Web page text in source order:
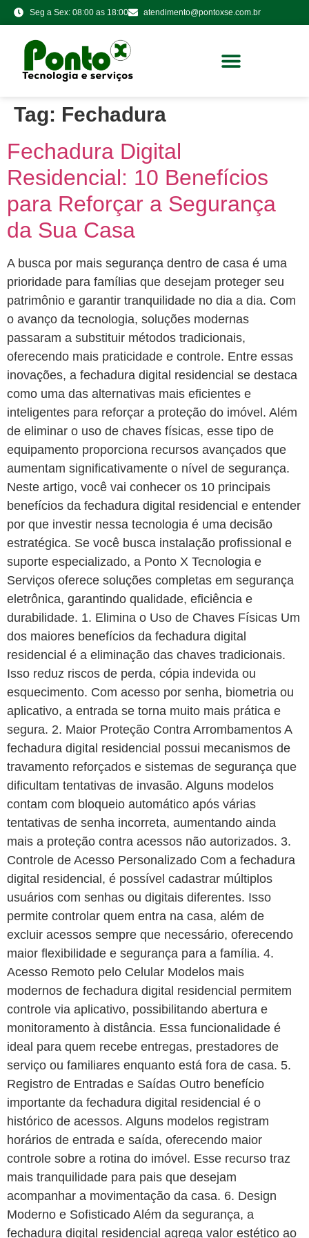
Seg a Sex: 08:00 as 18:00 atendimento@pontoxse.com.br
Tag: Fechadura
Fechadura Digital
Residencial: 10 Benefícios
para Reforçar a Segurança
da Sua Casa
A busca por mais segurança dentro de casa é uma
prioridade para famílias que desejam proteger seu
patrimônio e garantir tranquilidade no dia a dia. Com
o avanço da tecnologia, soluções modernas
passaram a substituir métodos tradicionais,
oferecendo mais praticidade e controle. Entre essas
inovações, a fechadura digital residencial se destaca
como uma das alternativas mais eficientes e
inteligentes para reforçar a proteção do imóvel. Além
de eliminar o uso de chaves físicas, esse tipo de
equipamento proporciona recursos avançados que
aumentam significativamente o nível de segurança.
Neste artigo, você vai conhecer os 10 principais
benefícios da fechadura digital residencial e entender
por que investir nessa tecnologia é uma decisão
estratégica. Se você busca instalação profissional e
suporte especializado, a Ponto X Tecnologia e
Serviços oferece soluções completas em segurança
eletrônica, garantindo qualidade, eficiência e
durabilidade. 1. Elimina o Uso de Chaves Físicas Um
dos maiores benefícios da fechadura digital
residencial é a eliminação das chaves tradicionais.
Isso reduz riscos de perda, cópia indevida ou
esquecimento. Com acesso por senha, biometria ou
aplicativo, a entrada se torna muito mais prática e
segura. 2. Maior Proteção Contra Arrombamentos A
fechadura digital residencial possui mecanismos de
travamento reforçados e sistemas de segurança que
dificultam tentativas de invasão. Alguns modelos
contam com bloqueio automático após várias
tentativas de senha incorreta, aumentando ainda
mais a proteção contra acessos não autorizados. 3.
Controle de Acesso Personalizado Com a fechadura
digital residencial, é possível cadastrar múltiplos
usuários com senhas ou digitais diferentes. Isso
permite controlar quem entra na casa, além de
excluir acessos sempre que necessário, oferecendo
maior flexibilidade e segurança para a família. 4.
Acesso Remoto pelo Celular Modelos mais
modernos de fechadura digital residencial permitem
controle via aplicativo, possibilitando abertura e
monitoramento à distância. Essa funcionalidade é
ideal para quem recebe entregas, prestadores de
serviço ou familiares enquanto está fora de casa. 5.
Registro de Entradas e Saídas Outro benefício
importante da fechadura digital residencial é o
histórico de acessos. Alguns modelos registram
horários de entrada e saída, oferecendo maior
controle sobre a rotina do imóvel. Esse recurso traz
mais tranquilidade para pais que desejam
acompanhar a movimentação da casa. 6. Design
Moderno e Sofisticado Além da segurança, a
fechadura digital residencial agrega valor estético ao